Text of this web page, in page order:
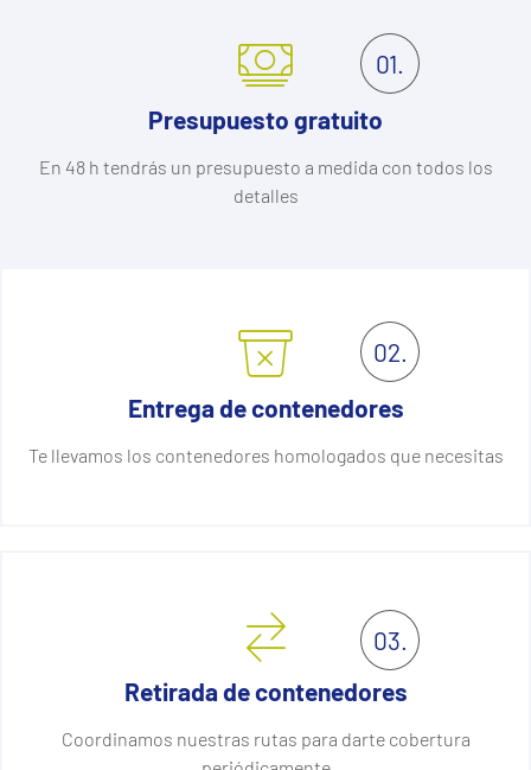
01.
Presupuesto gratuito
En 48 h tendrás un presupuesto a medida con todos los
detalles
Entrega de contenedores
Te llevamos los contenedores homologados que necesitas
02.
Retirada de contenedores
Coordinamos nuestras rutas para darte cobertura
03.